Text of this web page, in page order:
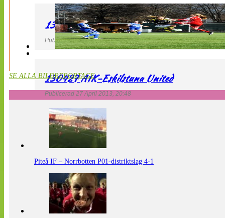
130427 LdB FC Malmö – Mallbackens IF
Publicerad 27 April 2013, 20:54
130427 AIK-Eskilstuna United
Publicerad 27 April 2013, 20:48
SE ALLA BILDREPORTAGE
Piteå IF – Norrbotten P01-distriktslag 4-1